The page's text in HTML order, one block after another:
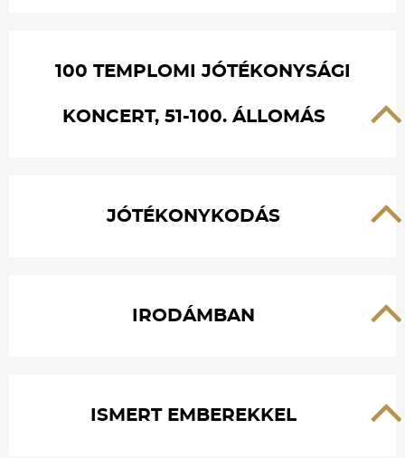
100 TEMPLOMI JÓTÉKONYSÁGI
KONCERT, 51-100. ÁLLOMÁS
JÓTÉKONYKODÁS
IRODÁMBAN
ISMERT EMBEREKKEL